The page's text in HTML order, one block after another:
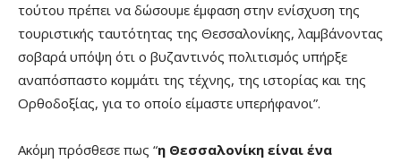
τούτου πρέπει να δώσουμε έμφαση στην ενίσχυση της
τουριστικής ταυτότητας της Θεσσαλονίκης, λαμβάνοντας
σοβαρά υπόψη ότι ο βυζαντινός πολιτισμός υπήρξε
αναπόσπαστο κομμάτι της τέχνης, της ιστορίας και της
Ορθοδοξίας, για το οποίο είμαστε υπερήφανοι”.
Ακόμη πρόσθεσε πως “η Θεσσαλονίκη είναι ένα